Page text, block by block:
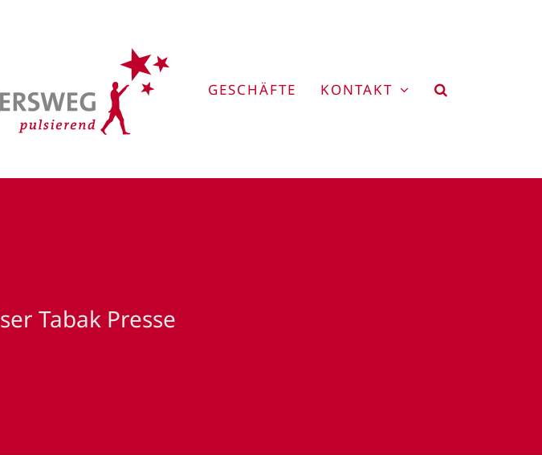
GESCHÄFTE KONTAKT
Tabak Presse